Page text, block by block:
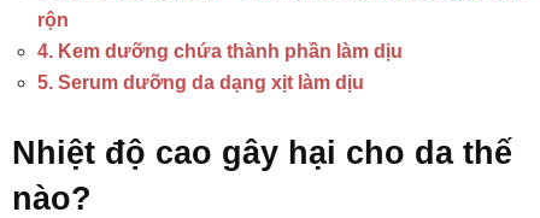
rộn
4. Kem dưỡng chứa thành phần làm dịu
5. Serum dưỡng da dạng xịt làm dịu
Nhiệt độ cao gây hại cho da thế
nào?